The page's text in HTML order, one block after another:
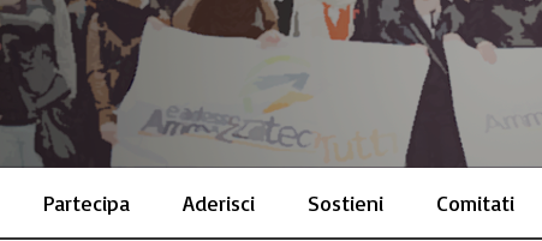
Partecipa Aderisci Sostieni Comitati